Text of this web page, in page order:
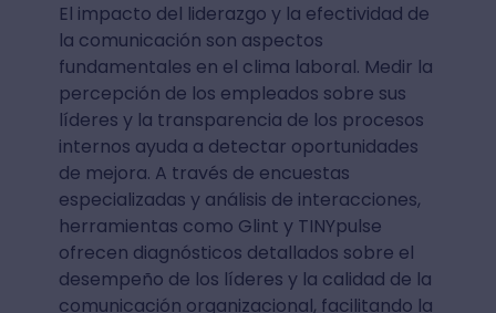
El impacto del liderazgo y la efectividad de
la comunicación son aspectos
fundamentales en el clima laboral. Medir la
percepción de los empleados sobre sus
líderes y la transparencia de los procesos
internos ayuda a detectar oportunidades
de mejora. A través de encuestas
especializadas y análisis de interacciones,
herramientas como Glint y TINYpulse
ofrecen diagnósticos detallados sobre el
desempeño de los líderes y la calidad de la
comunicación organizacional, facilitando la